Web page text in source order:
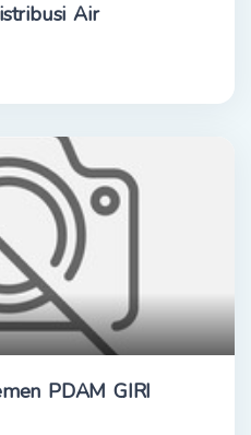
Air
PDAM GIRI